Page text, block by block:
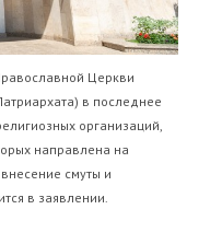
Церкви
в последнее
организаций,
направлена на
смуты и
в заявлении.